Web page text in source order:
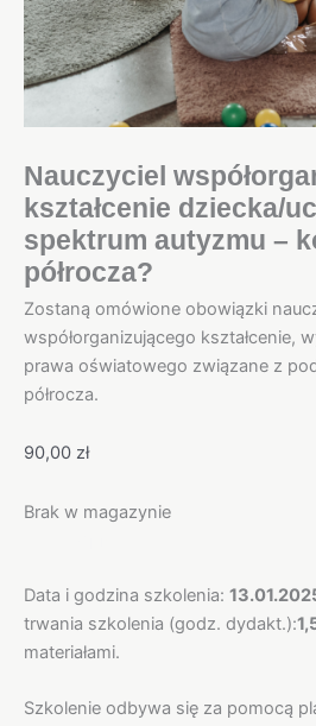
Nauczyciel
kształcenie dziecka/
spektrum autyzmu –
półrocza?
Zostaną omówione obowiązki
współorganizującego kształcenie,
prawa oświatowego związane z
półrocza.
90,00 zł
Brak w magazynie
Data i godzina szkolenia:
trwania szkolenia (godz. dydakt.):
materiałami.
Szkolenie odbywa się za pomocą